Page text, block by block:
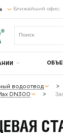
Ближайший офис:
водоотвод
DN300